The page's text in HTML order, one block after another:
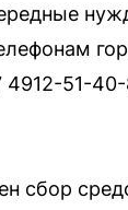
51-
сбор